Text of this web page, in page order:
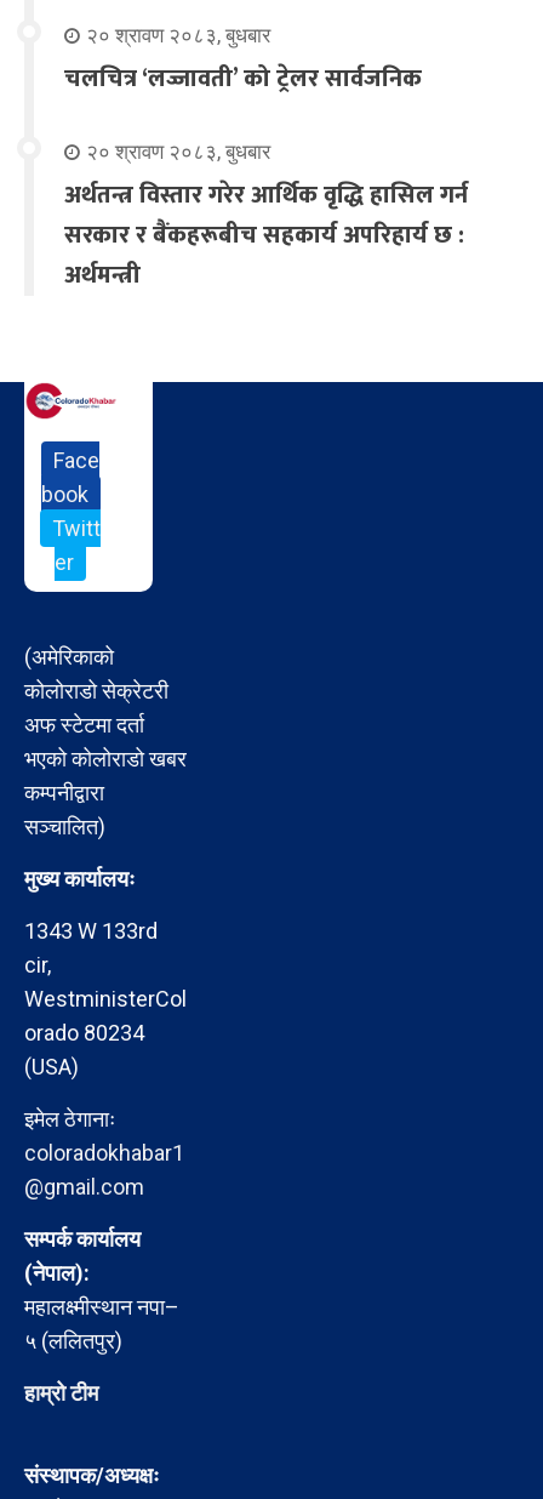
२० श्रावण २०८३, बुधबार
चलचित्र ‘लज्जावती’ को ट्रेलर सार्वजनिक
२० श्रावण २०८३, बुधबार
अर्थतन्त्र विस्तार गरेर आर्थिक वृद्धि हासिल गर्न
सरकार र बैंकहरूबीच सहकार्य अपरिहार्य छ :
अर्थमन्त्री
Face
book
Twitt
er
(अमेरिकाको
कोलोराडो सेक्रेटरी
अफ स्टेटमा दर्ता
भएको कोलोराडो खबर
कम्पनीद्वारा
सञ्चालित)
मुख्य कार्यालयः
1343 W 133rd
cir,
WestministerCol
orado 80234
(USA)
इमेल ठेगानाः
coloradokhabar1
@gmail.com
सम्पर्क कार्यालय
(नेपाल):
महालक्ष्मीस्थान नपा–
५ (ललितपुर)
हाम्रो टीम
संस्थापक/अध्यक्षः